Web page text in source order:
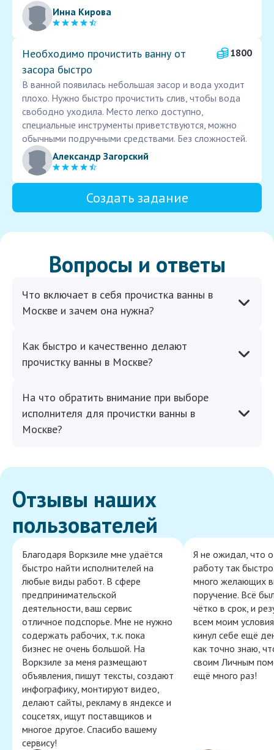
Инна Кирова
Необходимо прочистить ванну от
засора быстро
1800
В ванной появилась небольшая засор и вода уходит
плохо. Нужно быстро прочистить слив, чтобы вода
свободно уходила. Место легко доступно,
специальные инструменты приветствуются, можно
обычными подручными средствами. Без сложностей.
Александр Загорский
Создать задание
Вопросы и ответы
Что включает в себя прочистка ванны в
Москве и зачем она нужна?
Как быстро и качественно делают
прочистку ванны в Москве?
На что обратить внимание при выборе
исполнителя для прочистки ванны в
Москве?
Отзывы наших
пользователей
Благодаря Воркзиле мне удаётся
быстро найти исполнителей на
любые виды работ. В сфере
предпринимательской
деятельности, ваш сервис
отличное подспорье. Мне не нужно
содержать рабочих, т.к. пока
бизнес не очень большой. На
Воркзиле за меня размещают
объявления, пишут тексты, создают
инфографику, монтируют видео,
делают сайты, рекламу в яндексе и
соцсетях, ищут поставщиков и
многое другое. Спасибо вашему
сервису!
Я не ожидал, что
работу так
много желающих
поручение. Всё
чётко в срок, и
всем моим
кинул себе ещё
как точно знаю,
своим Личным
ещё много раз!